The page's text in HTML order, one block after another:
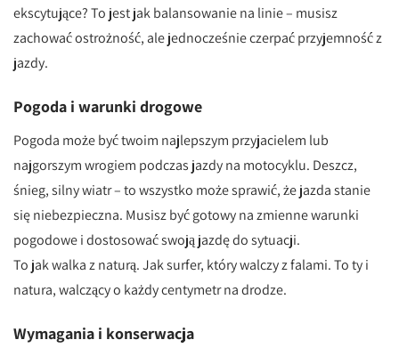
ekscytujące? To jest jak balansowanie na linie – musisz
zachować ostrożność, ale jednocześnie czerpać przyjemność z
jazdy.
Pogoda i warunki drogowe
Pogoda może być twoim najlepszym przyjacielem lub
najgorszym wrogiem podczas jazdy na motocyklu. Deszcz,
śnieg, silny wiatr – to wszystko może sprawić, że jazda stanie
się niebezpieczna. Musisz być gotowy na zmienne warunki
pogodowe i dostosować swoją jazdę do sytuacji.
To jak walka z naturą. Jak surfer, który walczy z falami. To ty i
natura, walczący o każdy centymetr na drodze.
Wymagania i konserwacja